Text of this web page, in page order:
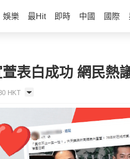
娛樂 最Hit 即時 中國 國際
表白成功 網民熱
HKT